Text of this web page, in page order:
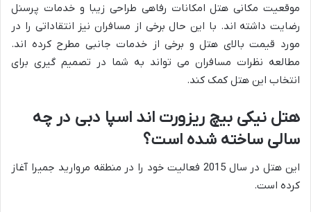
موقعیت مکانی هتل امکانات رفاهی طراحی زیبا و خدمات پرسنل
رضایت داشته اند. با این حال برخی از مسافران نیز انتقاداتی را در
مورد قیمت بالای هتل و برخی از خدمات جانبی مطرح کرده اند.
مطالعه نظرات مسافران می تواند به شما در تصمیم گیری برای
انتخاب این هتل کمک کند.
هتل نیکی بیچ ریزورت اند اسپا دبی در چه
سالی ساخته شده است؟
این هتل در سال 2015 فعالیت خود را در منطقه مروارید جمیرا آغاز
کرده است.